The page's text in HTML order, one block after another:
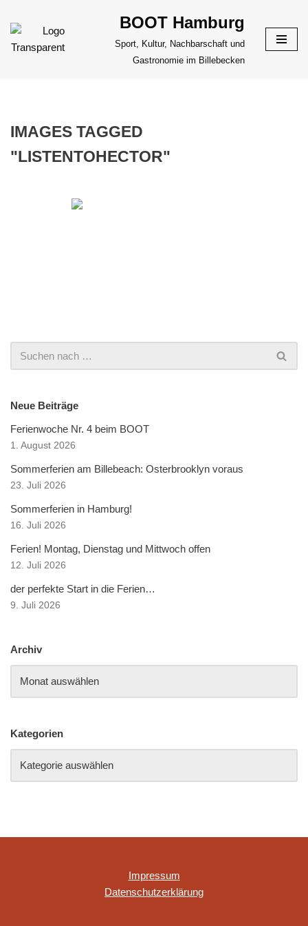
Zum
Inhalt
BOOT Hamburg
Sport, Kultur, Nachbarschaft und
Gastronomie im Billebecken
IMAGES TAGGED
"LISTENTOHECTOR"
Neue Beiträge
Ferienwoche Nr. 4 beim BOOT
1. August 2026
Sommerferien am Billebeach: Osterbrooklyn voraus
23. Juli 2026
Sommerferien in Hamburg!
16. Juli 2026
Ferien! Montag, Dienstag und Mittwoch offen
12. Juli 2026
der perfekte Start in die Ferien…
9. Juli 2026
Archiv
Kategorien
Impressum
Datenschutzerklärung